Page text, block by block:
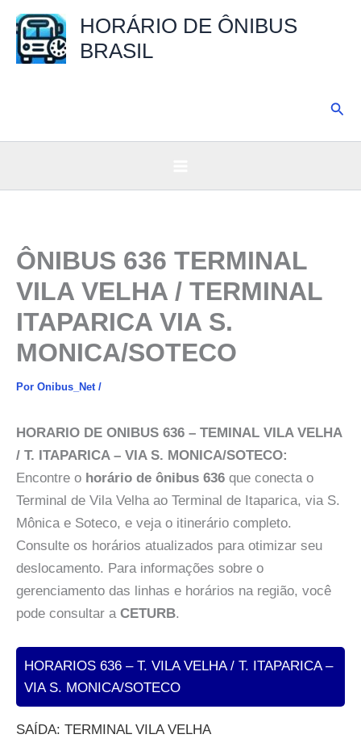
para
HORÁRIO DE ÔNIBUS
BRASIL
ÔNIBUS 636 TERMINAL
VILA VELHA / TERMINAL
ITAPARICA VIA S.
MONICA/SOTECO
Por Onibus_Net /
HORARIO DE ONIBUS 636 – TEMINAL VILA VELHA
/ T. ITAPARICA – VIA S. MONICA/SOTECO:
Encontre o horário de ônibus 636 que conecta o
Terminal de Vila Velha ao Terminal de Itaparica, via S.
Mônica e Soteco, e veja o itinerário completo.
Consulte os horários atualizados para otimizar seu
deslocamento. Para informações sobre o
gerenciamento das linhas e horários na região, você
pode consultar a CETURB.
HORARIOS 636 – T. VILA VELHA / T. ITAPARICA –
VIA S. MONICA/SOTECO
SAÍDA: TERMINAL VILA VELHA